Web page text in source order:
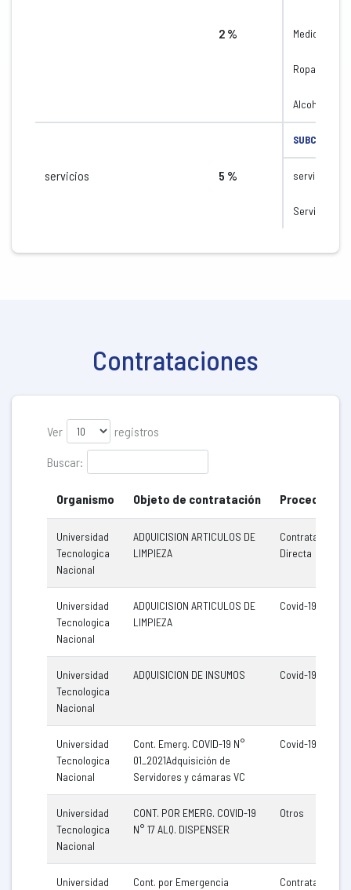
2 %
Ropa de
Alcohol
servicios 5 % servicios
Servicios de
Contrataciones
Ver registros
Buscar:
Organismo Objeto de contratación
Universidad
Tecnologica
Nacional
ADQUICISION ARTICULOS DE
LIMPIEZA
Contratación
Directa
Universidad
Tecnologica
Nacional
ADQUICISION ARTICULOS DE
LIMPIEZA
Covid-19
Universidad
Tecnologica
Nacional
ADQUISICION DE INSUMOS Covid-19
Universidad
Tecnologica
Nacional
Cont. Emerg. COVID-19 N°
01_2021Adquisición de
Servidores y cámaras VC
Covid-19
Universidad
Tecnologica
Nacional
CONT. POR EMERG. COVID-19
N° 17 ALQ. DISPENSER
Otros
Universidad
Cont. por Emergencia
Contratación